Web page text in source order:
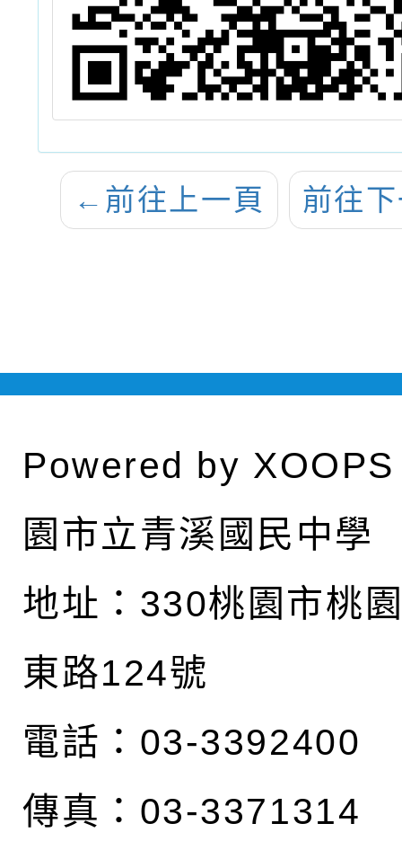
← 前往上一頁 前往
Powered by XOOPS
園市立青溪國民中學
地址： 330桃園市桃
東路124號
電話：03-3392400
傳真：03-3371314